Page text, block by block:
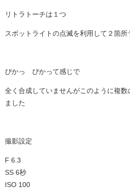
リトラトーチは１つ
スポットライトの点滅を利用して２箇所
ぴかっ ぴかって感じで
全く合成していませんがこのように複
ました
撮影設定
F 6.3
SS 6秒
ISO 100